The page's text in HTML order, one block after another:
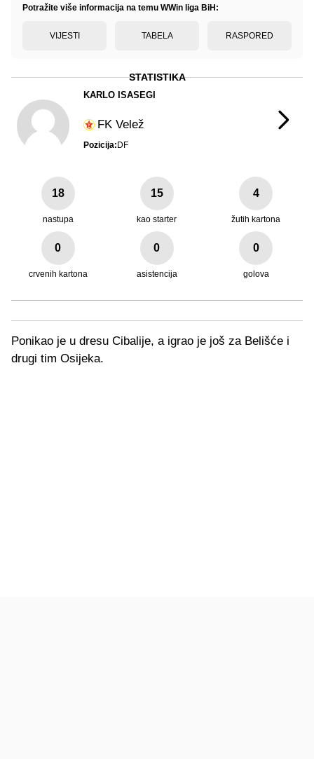
Potražite više informacija na temu WWin liga BiH:
VIJESTI TABELA RASPORED
KARLO ISASEGI
FK Velež
Pozicija: DF
STATISTIKA
18
nastupa
15
kao starter
4
žutih kartona
0
crvenih kartona
0
asistencija
0
golova
Ponikao je u dresu Cibalije, a igrao je još za Belišće i
drugi tim Osijeka.